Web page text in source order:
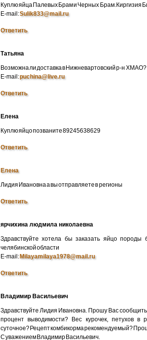
Куплю яйца Палевых Брам и Черных Брам.Киргизия
E-mail:Sulik833@mail.ru
Ответить
Татьяна
Возможна ли доставка в Нижневартовский р-н ХМАО?
E-mail:puchina@live.ru
Ответить
Елена
Куплю яйцо позваните 89245638629
Ответить
Елена
Лидия Ивановна а вы отправляете в регионы
Ответить
ярчихина людмила николаевна
Здравствуйте хотела бы заказать яйцо
челябинской области
E-mail:Milayamilaya1978@mail.ru
Ответить
Владимир Васильевич
Здравствуйте Лидия Ивановна. Прошу Вас
процент выводимости? Вес курочек, петухов в
суточное? Рецепт комбикорма рекомендуемый?
С уважением Владимир Васильевич.